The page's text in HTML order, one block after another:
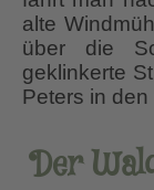
alte
über die
geklinkerte
Peters in
Der